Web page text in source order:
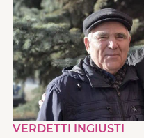
VERDETTI INGIUSTI